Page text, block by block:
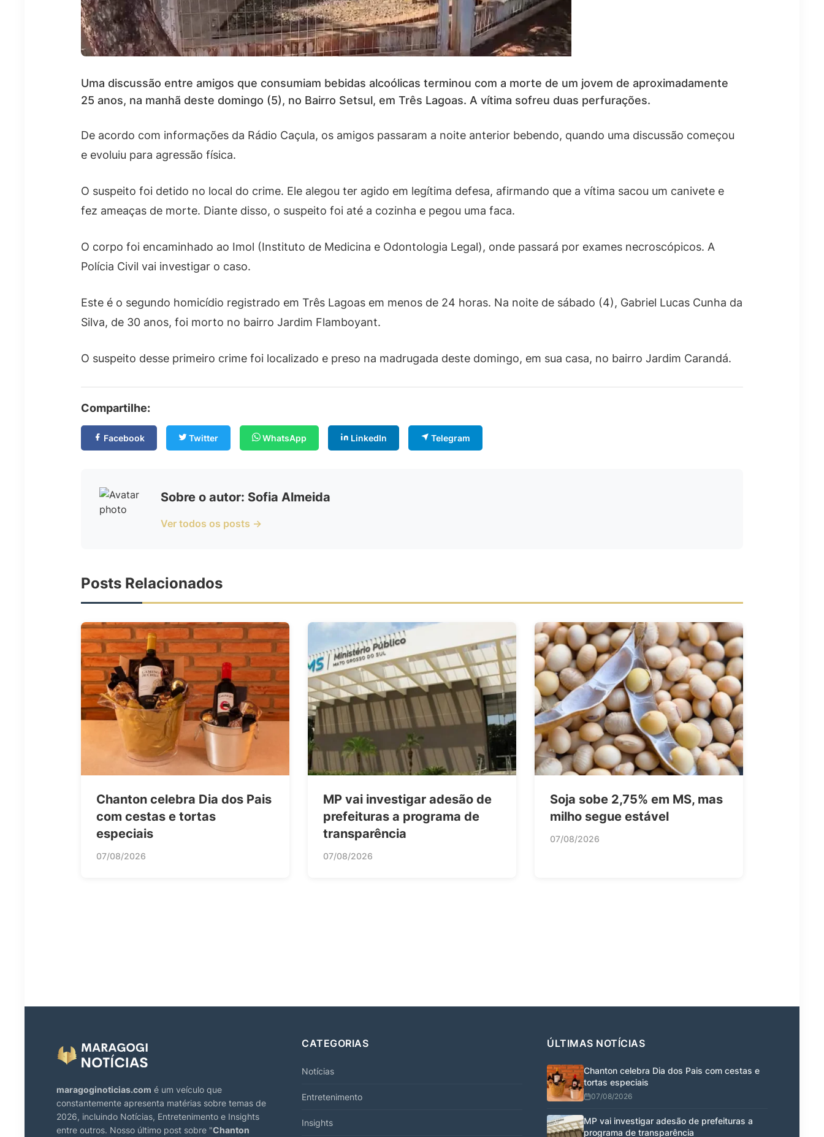
Uma discussão entre amigos que consumiam bebidas alcoólicas terminou com a morte de um jovem de aproximadamente
25 anos, na manhã deste domingo (5), no Bairro Setsul, em Três Lagoas. A vítima sofreu duas perfurações.
De acordo com informações da Rádio Caçula, os amigos passaram a noite anterior bebendo, quando uma discussão começou
e evoluiu para agressão física.
O suspeito foi detido no local do crime. Ele alegou ter agido em legítima defesa, afirmando que a vítima sacou um canivete e
fez ameaças de morte. Diante disso, o suspeito foi até a cozinha e pegou uma faca.
O corpo foi encaminhado ao Imol (Instituto de Medicina e Odontologia Legal), onde passará por exames necroscópicos. A
Polícia Civil vai investigar o caso.
Este é o segundo homicídio registrado em Três Lagoas em menos de 24 horas. Na noite de sábado (4), Gabriel Lucas Cunha da
Silva, de 30 anos, foi morto no bairro Jardim Flamboyant.
O suspeito desse primeiro crime foi localizado e preso na madrugada deste domingo, em sua casa, no bairro Jardim Carandá.
Compartilhe:
Facebook Twitter WhatsApp LinkedIn Telegram
Sobre o autor: Sofia Almeida
Ver todos os posts →
Posts Relacionados
Chanton celebra Dia dos Pais
com cestas e tortas
especiais
07/08/2026
MP vai investigar adesão de
prefeituras a programa de
transparência
07/08/2026
Soja sobe 2,75% em MS, mas
milho segue estável
07/08/2026
maragoginoticias.com é um veículo que
constantemente apresenta matérias sobre temas de
2026, incluindo Notícias, Entretenimento e Insights
entre outros. Nosso último post sobre "Chanton
CATEGORIAS
Notícias
Entretenimento
Insights
ÚLTIMAS NOTÍCIAS
Chanton celebra Dia dos Pais com cestas e
tortas especiais
07/08/2026
MP vai investigar adesão de prefeituras a
programa de transparência